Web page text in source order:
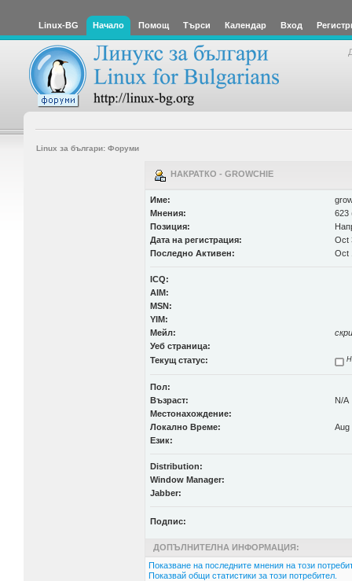
Linux-BG Начало Помощ Търси Календар Вход
Linux за българи: Форуми
НАКРАТКО - GROWCHIE
Име:
Мнения:
623
Позиция:
Дата на регистрация:
Oct
Последно Активен:
Oct
ICQ:
AIM:
MSN:
YIM:
Мейл:
Уеб страница:
Текущ статус:
Пол:
Възраст:
N/A
Местонахождение:
Локално Време:
Aug
Език:
Distribution:
Window Manager:
Jabber:
Подпис:
ДОПЪЛНИТЕЛНА ИНФОРМАЦИЯ:
Показване на последните мнения на този
Показвай общи статистики за този потребител.